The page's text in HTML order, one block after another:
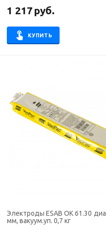
1 217 руб.
КУПИТЬ
Электроды ESAB OK 61.30
мм, вакуум.уп. 0,7 кг